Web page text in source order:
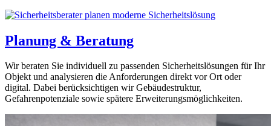
Planung & Beratung
Wir beraten Sie individuell zu passenden Sicherheitslösungen für Ihr
Objekt und analysieren die Anforderungen direkt vor Ort oder
digital. Dabei berücksichtigen wir Gebäudestruktur,
Gefahrenpotenziale sowie spätere Erweiterungsmöglichkeiten.